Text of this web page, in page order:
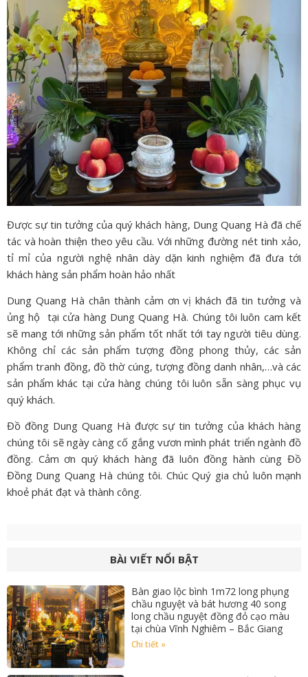
Được sự tin tưởng của quý khách hàng, Dung Quang Hà đã chế
tác và hoàn thiện theo yêu cầu. Với những đường nét tinh xảo,
tỉ mỉ của người nghệ nhân dày dặn kinh nghiệm đã đưa tới
khách hàng sản phẩm hoàn hảo nhất
Dung Quang Hà chân thành cảm ơn vị khách đã tin tưởng và
ủng hộ tại cửa hàng Dung Quang Hà. Chúng tôi luôn cam kết
sẽ mang tới những sản phẩm tốt nhất tới tay người tiêu dùng.
Không chỉ các sản phẩm tượng đồng phong thủy, các sản
phẩm tranh đồng, đồ thờ cúng, tượng đồng danh nhân,…và các
sản phẩm khác tại cửa hàng chúng tôi luôn sẵn sàng phục vụ
quý khách.
Đồ đồng Dung Quang Hà được sự tin tưởng của khách hàng
chúng tôi sẽ ngày càng cố gắng vươn mình phát triển ngành đồ
đồng. Cảm ơn quý khách hàng đã luôn đồng hành cùng Đồ
Đồng Dung Quang Hà chúng tôi. Chúc Quý gia chủ luôn mạnh
khoẻ phát đạt và thành công.
BÀI VIẾT NỔI BẬT
Bàn giao lộc bình 1m72 long phụng
chầu nguyệt và bát hương 40 song
long chầu nguyệt đồng đỏ cạo màu
tại chùa Vĩnh Nghiêm – Bắc Giang
Chi tiết »